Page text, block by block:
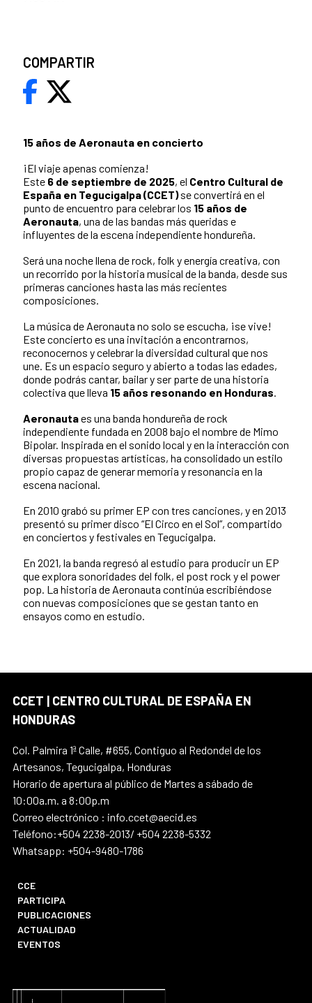
15 años de Aeronauta en concierto
¡El viaje apenas comienza!
Este 6 de septiembre de 2025, el Centro Cultural de
España en Tegucigalpa (CCET)se convertirá en el
punto de encuentro para celebrar los 15 años de
Aeronauta, una de las bandas más queridas e
influyentes de la escena independiente hondureña.
Será una noche llena de rock, folk y energía creativa, con
un recorrido por la historia musical de la banda, desde sus
primeras canciones hasta las más recientes
composiciones.
La música de Aeronauta no solo se escucha, ¡se vive!
Este concierto es una invitación a encontrarnos,
reconocernos y celebrar la diversidad cultural que nos
une. Es un espacio seguro y abierto a todas las edades,
donde podrás cantar, bailar y ser parte de una historia
colectiva que lleva 15 años resonando en Honduras.
Aeronautaes una banda hondureña de rock
independiente fundada en 2008 bajo el nombre de Mimo
Bipolar. Inspirada en el sonido local y en la interacción con
diversas propuestas artísticas, ha consolidado un estilo
propio capaz de generar memoria y resonancia en la
escena nacional.
En 2010 grabó su primer EP con tres canciones, y en 2013
presentó su primer disco “El Circo en el Sol”, compartido
en conciertos y festivales en Tegucigalpa.
En 2021, la banda regresó al estudio para producir un EP
que explora sonoridades del folk, el post rock y el power
pop. La historia de Aeronauta continúa escribiéndose
con nuevas composiciones que se gestan tanto en
ensayos como en estudio.
COMPARTIR
CCET | CENTRO CULTURAL DE ESPAÑA EN
HONDURAS
Col. Palmira 1ª Calle, #655, Contiguo al Redondel de los
Artesanos, Tegucigalpa, Honduras
Horario de apertura al público de Martes a sábado de
10:00a.m. a 8:00p.m
Correo electrónico : info.ccet@aecid.es
Teléfono:+504 2238-2013/ +504 2238-5332
Whatsapp: +504-9480-1786
CCE
PARTICIPA
PUBLICACIONES
ACTUALIDAD
EVENTOS